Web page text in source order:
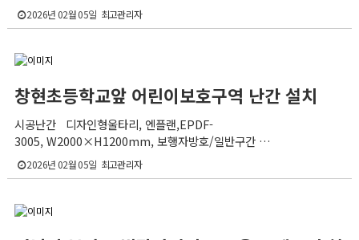
2026년 02월 05일 최고관리자
창현초등학교앞 어린이보호구역 난간 설치
시공난간 디자인 형울타리, 엔플랜,EPDF-
3005, W2000×H1200mm, 보행자방호/일반구간 …
2026년 02월 05일 최고관리자